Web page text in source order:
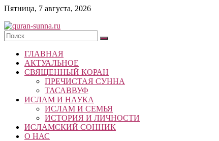
Skip
content
Пятница, 7 августа, 2026
quran-
sunna.ru
«Центр
исследований
Республики
Татарстан
ГЛАВНАЯ
АКТУАЛЬНОЕ
СВЯЩЕННЫЙ КОРАН
ПРЕЧИСТАЯ СУННА
ТАСАВВУФ
ИСЛАМ И НАУКА
ИСЛАМ И СЕМЬЯ
ИСТОРИЯ И ЛИЧНОСТИ
ИСЛАМСКИЙ СОННИК
О НАС